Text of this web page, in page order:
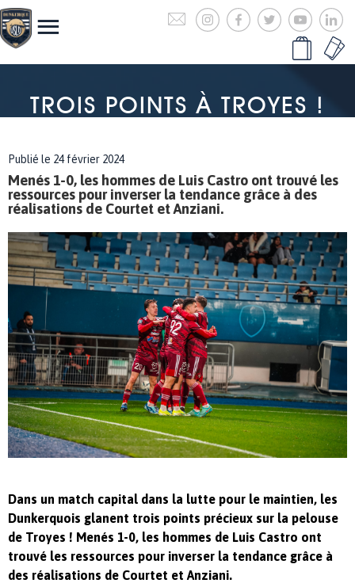
TROIS POINTS À TROYES !
Publié le 24 février 2024
Menés 1-0, les hommes de Luis Castro ont trouvé les
ressources pour inverser la tendance grâce à des
réalisations de Courtet et Anziani.
Dans un match capital dans la lutte pour le maintien, les
Dunkerquois glanent trois points précieux sur la pelouse
de Troyes ! Menés 1-0, les hommes de Luis Castro ont
trouvé les ressources pour inverser la tendance grâce à
des réalisations de Courtet et Anziani.